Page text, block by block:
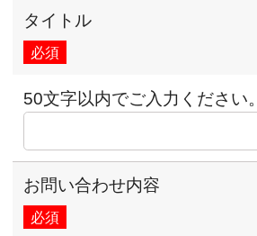
タイトル
必須
50文字以内でご入力ください。
お問い合わせ内容
必須